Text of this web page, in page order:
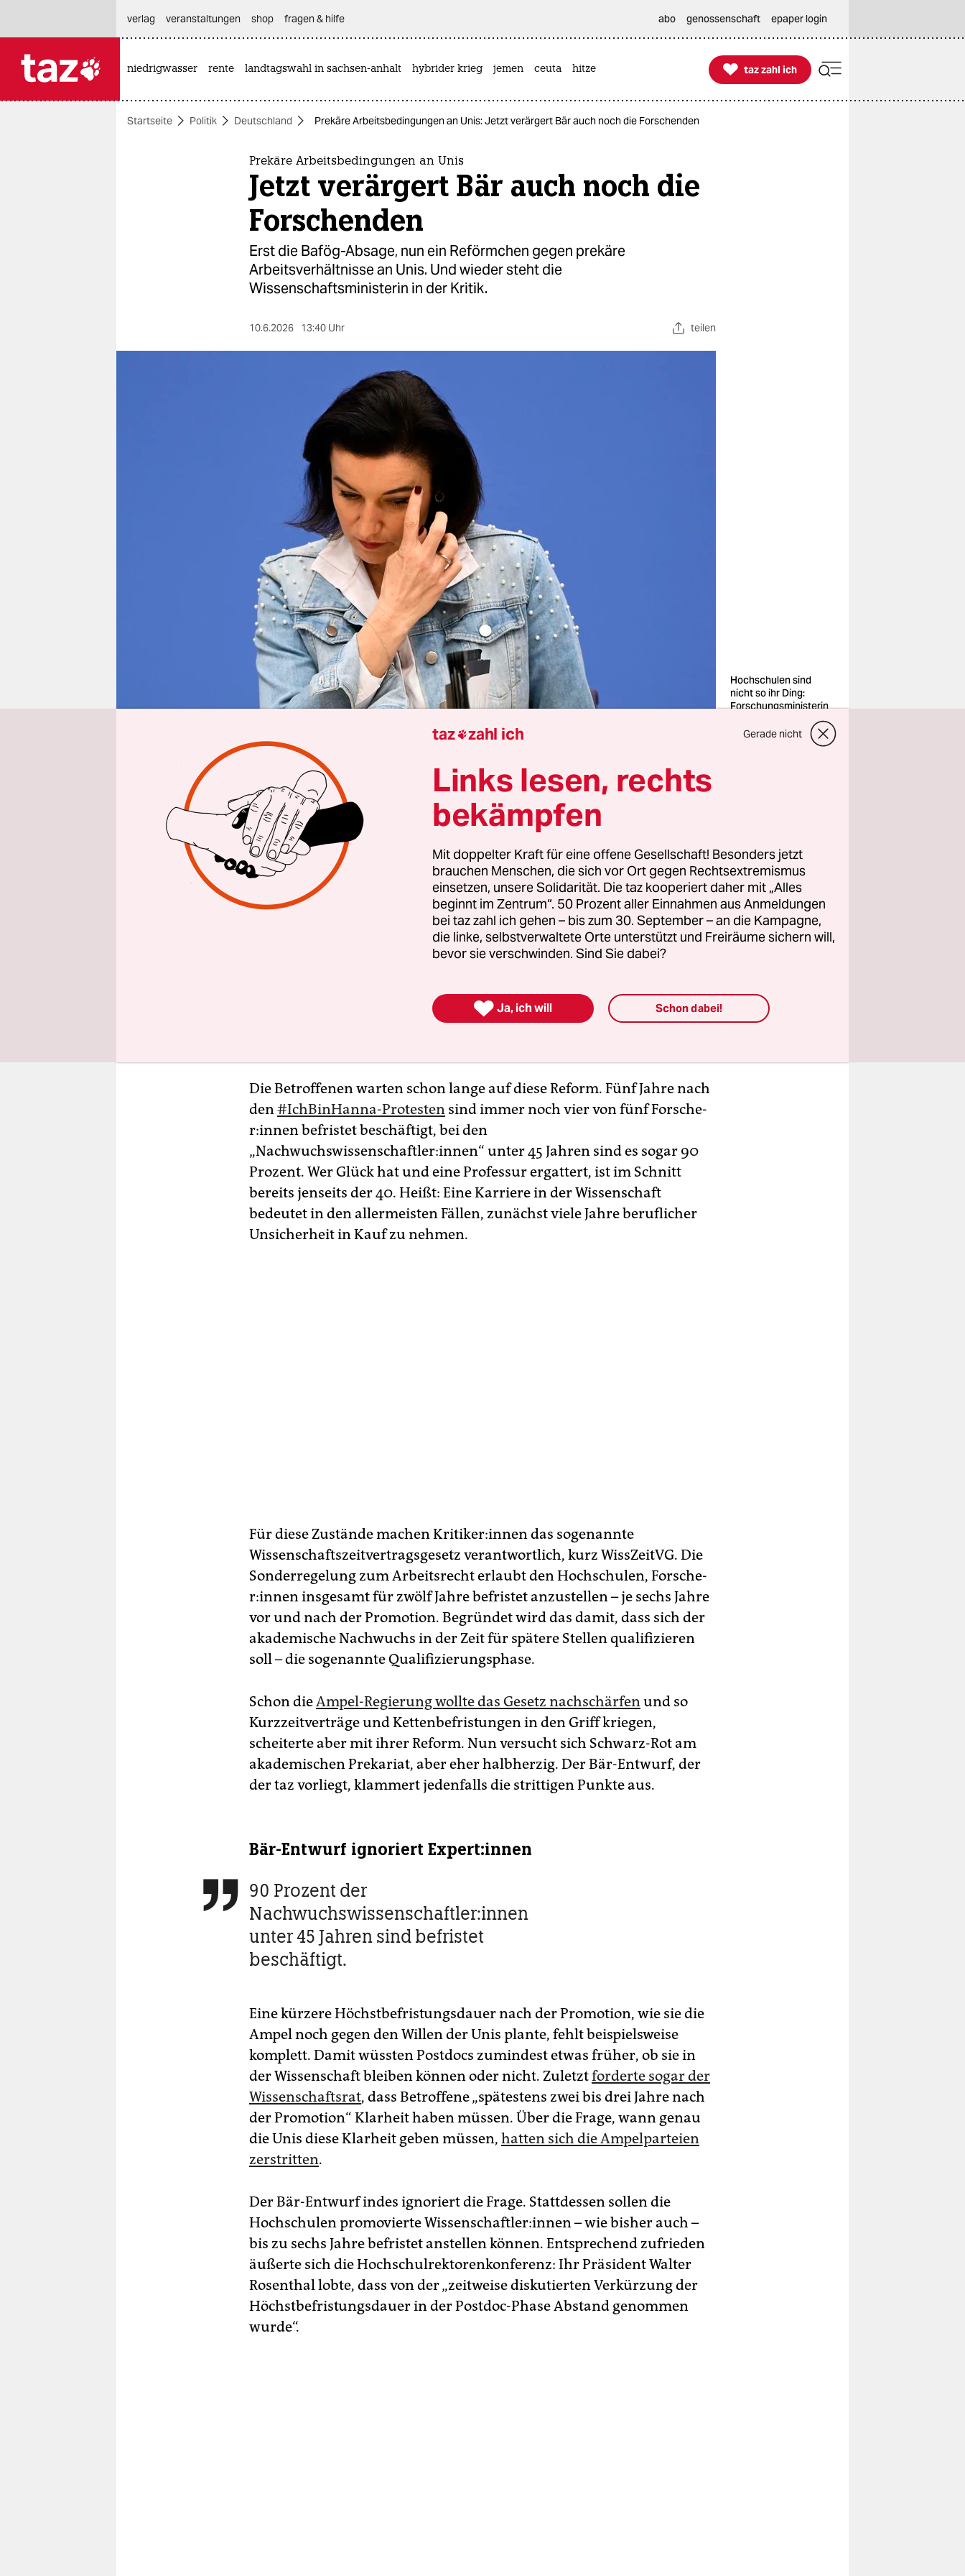
themen
nord
verlag
veranstaltungen shop fragen & hilfe abo genossenschaft epaper login
niedrigwasser rente landtagswahl in sachsen-anhalt hybrider krieg jemen ceuta hitze 
taz zahl ich
taz zahl ich
Startseite Politik Deutschland Prekäre Arbeitsbedingungen an Unis: Jetzt verärgert Bär auch noch die For­sche­nden
Prekäre Arbeitsbedingungen an Unis
Jetzt verärgert Bär auch noch die
For­sche­nden
Erst die Bafög-Absage, nun ein Reförmchen gegen prekäre
Arbeitsverhältnisse an Unis. Und wieder steht die
Wissenschaftsministerin in der Kritik.
10.6.2026 13:40 Uhr teilen
Hochschulen sind
nicht so ihr Ding:
Forschungsministerin
Foto: Breuel
VonRalf Pauli
Dorothee Bär hat beinahe Wort gehalten. Nicht beim Bafög – da hat die
Bundesforschungsministerin von der CSU gerade diegeplanten
Erhöhungen wieder infrage gestellt. Dafür bei einem anderen
Versprechen aus dem Koalitionsvertrag: Bis „Mitte 2026“ wollten Union
und SPD eine Novelle für bessere Arbeitsbedingungen an Hochschulen
verabschieden. Auch wenn dieser Zeitplan mit der nahenden
Ministerium hat mittlerweile einen Referentenentwurf vorgelegt. Bis
zum kommenden Dienstag können Fachverbände und
Die Betroffenen warten schon lange auf diese Reform. Fünf Jahre nach
den#IchBinHanna-Protesten sind immer noch vier von fünf For­sche­
r:in­nen befristet beschäftigt, bei den
„Nachwuchswissenschaftler:innen“ unter 45 Jahren sind es sogar 90
Prozent. Wer Glück hat und eine Professur ergattert, ist im Schnitt
bereits jenseits der 40. Heißt: Eine Karriere in der Wissenschaft
bedeutet in den allermeisten Fällen, zunächst viele Jahre beruflicher
Unsicherheit in Kauf zu nehmen.
Für diese Zustände machen Kri­ti­ke­r:in­nen das sogenannte
Wissenschaftszeitvertragsgesetz verantwortlich, kurz WissZeitVG. Die
Sonderregelung zum Arbeitsrecht erlaubt den Hochschulen, For­sche­
r:in­neninsgesamt für zwölf Jahre befristet anzustellen – je sechs Jahre
vor und nach der Promotion. Begründet wird das damit, dass sich der
akademische Nachwuchs in der Zeit für spätere Stellen qualifizieren
soll– die sogenannte Qualifizierungsphase.
Schon dieAmpel-Regierung wollte das Gesetz nachschärfenund so
Kurzzeitverträge und Kettenbefristungen in den Griff kriegen,
scheiterte aber mit ihrer Reform. Nun versucht sich Schwarz-Rot am
akademischen Prekariat, aber eher halbherzig. Der Bär-Entwurf, der
der taz vorliegt, klammert jedenfalls die strittigen Punkte aus.
Bär-Entwurf ignoriert Ex­per­t:in­nen
 90 Prozent der
Nachwuchswissenschaftler:innen
unter 45 Jahren sind befristet
beschäftigt.
Eine kürzere Höchstbefristungsdauer nach der Promotion, wie sie die
Ampel noch gegen den Willen der Unis plante, fehlt beispielsweise
komplett. Damit wüssten Postdocs zumindest etwas früher, ob sie in
der Wissenschaft bleiben können oder nicht. Zuletztforderte sogar der
Wissenschaftsrat, dass Betroffene „spätestens zwei bis drei Jahre nach
der Promotion“ Klarheit haben müssen. Über die Frage, wann genau
die Unis diese Klarheit geben müssen, hatten sich die Ampelparteien
zerstritten.
Der Bär-Entwurf indes ignoriert die Frage. Stattdessen sollen die
Hochschulen promovierte Wis­sen­schaft­le­r:in­nen – wie bisher auch –
bis zu sechs Jahre befristet anstellen können. Entsprechend zufrieden
äußerte sich die Hochschulrektorenkonferenz: Ihr Präsident Walter
Rosenthal lobte, dass von der „zeitweise diskutierten Verkürzung der
Höchstbefristungsdauer in der Postdoc-Phase Abstand genommen
wurde“.
taz zahl ich Gerade nicht
Links lesen, rechts
bekämpfen
Mit doppelter Kraft für eine offene Gesellschaft! Besonders jetzt
brauchen Menschen, die sich vor Ort gegen Rechtsextremismus
einsetzen, unsere Solidarität. Die taz kooperiert daher mit „Alles
beginnt im Zentrum“. 50 Prozent aller Einnahmen aus Anmeldungen
bei taz zahl ich gehen – bis zum 30. September – an die Kampagne,
die linke, selbstverwaltete Orte unterstützt und Freiräume sichern will,
bevor sie verschwinden. Sind Sie dabei?
 Ja, ich will Schon dabei!